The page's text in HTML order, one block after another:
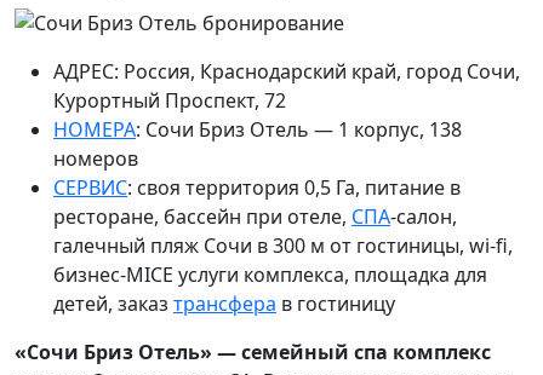
АДРЕС: Россия, Краснодарский край, город Сочи,
Курортный Проспект, 72
НОМЕРА: Сочи Бриз Отель — 1 корпус, 138
номеров
СЕРВИС: своя территория 0,5 Га, питание в
ресторане, бассейн при отеле, СПА-салон,
галечный пляж Сочи в 300 м от гостиницы, wi-fi,
бизнес-MICE услуги комплекса, площадка для
детей, заказ трансфера в гостиницу
«Сочи Бриз Отель» — семейный спа комплекс